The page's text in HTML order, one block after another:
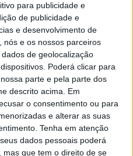
para publicidade e
de publicidade e
e desenvolvimento de
nós e os nossos parceiros
de geolocalização
Poderá clicar para
parte e pela parte dos
descrito acima. Em
o consentimento ou para
e alterar as suas
Tenha em atenção
dados pessoais poderá
mas que tem o direito de se
prevista a exibição de ‘O
de Tiago Pereira que
às pessoas,
da Lapa do Lobo, projeto
a primeira edição da
de cerâmica, de rendas
vinho, concertos de
e sessões de contos.